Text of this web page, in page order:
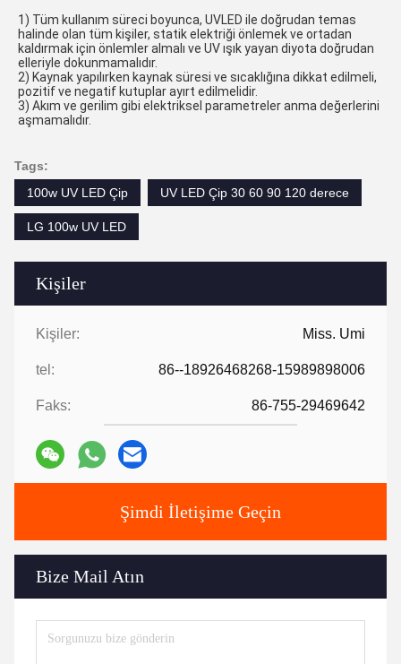
Kişiler
Kişiler: Miss. Umi
tel: 86--18926468268-15989898006
Faks: 86-755-29469642
Şimdi İletişime Geçin
Bize Mail Atın
1) Tüm kullanım süreci boyunca, UVLED ile doğrudan temas
halinde olan tüm kişiler, statik elektriği önlemek ve ortadan
kaldırmak için önlemler almalı ve UV ışık yayan diyota doğrudan
elleriyle dokunmamalıdır.
2) Kaynak yapılırken kaynak süresi ve sıcaklığına dikkat edilmeli,
pozitif ve negatif kutuplar ayırt edilmelidir.
3) Akım ve gerilim gibi elektriksel parametreler anma değerlerini
aşmamalıdır.
Tags:
100w UV LED Çip
UV LED Çip 30 60 90 120 derece
LG 100w UV LED